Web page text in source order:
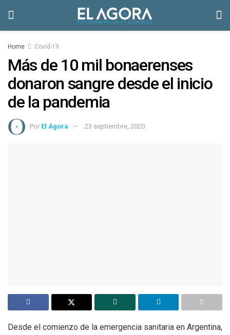
Home Covid-19
Más de 10 mil bonaerenses
donaron sangre desde el inicio
de la pandemia
Por El Ágora 23 septiembre, 2020
Desde el comienzo de la emergencia sanitaria en Argentina,